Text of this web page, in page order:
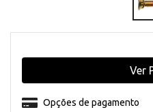
Opções de pagamento
Ver